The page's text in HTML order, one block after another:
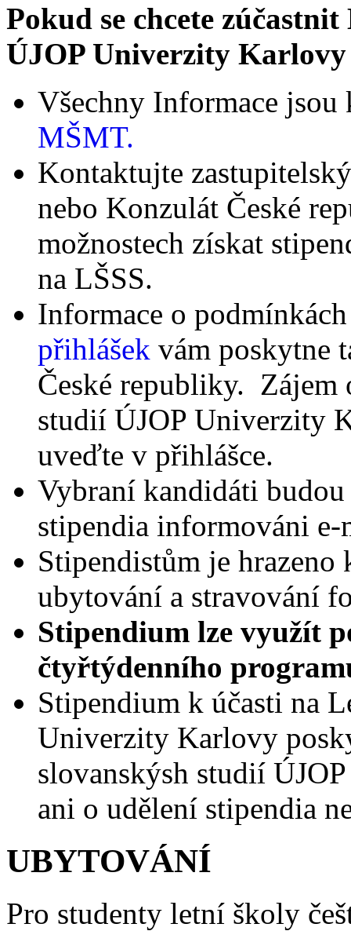
Pokud se chcete
ÚJOP Univerzity
Všechny Informace jsou
MŠMT.
Kontaktujte
nebo Konzulát České
možnostech získat
na LŠSS.
Informace o
přihlášek vám poskytne
České republiky. Zájem
studií ÚJOP Univerzity
uveďte v přihlášce.
Vybraní kandidáti
stipendia informováni e-
Stipendistům je
ubytování a stravování
Stipendium lze využít
čtyřtýdenního
Stipendium k účasti na
Univerzity Karlovy
slovanskýsh studií
ani o udělení stipendia
UBYTOVÁNÍ
Pro studenty letní školy